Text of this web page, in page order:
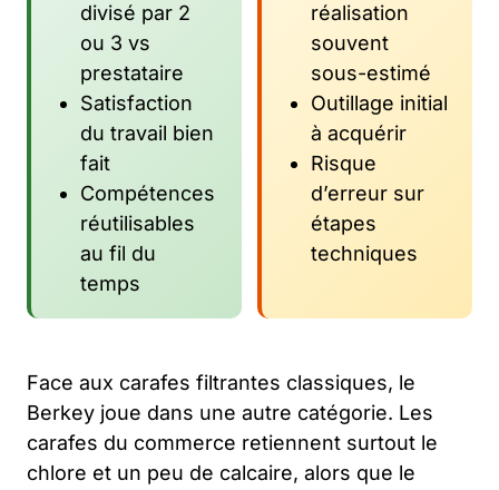
divisé par 2
ou 3 vs
prestataire
Satisfaction
du travail bien
fait
Compétences
réutilisables
au fil du
temps
réalisation
souvent
sous-estimé
Outillage initial
à acquérir
Risque
d’erreur sur
étapes
techniques
Face aux carafes filtrantes classiques, le
Berkey joue dans une autre catégorie. Les
carafes du commerce retiennent surtout le
chlore et un peu de calcaire, alors que le